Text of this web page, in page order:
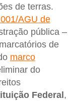
de terras.
AGU de
pública –
de
marco
do
Federal ,